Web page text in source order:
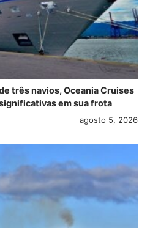
três navios, Oceania Cruises
em sua frota
agosto 5, 2026